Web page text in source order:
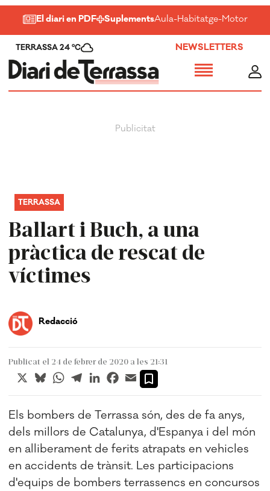
El diari en PDF SuplementsAula-Habitatge-Motor-
TERRASSA 24 ºC NEWSLETTERS
Ballart i Buch, a una
pràctica de rescat de
víctimes
TERRASSA
Redacció
Publicat el 24 de febrer de 2020 a les 21:31
X BlueskyWhatsApp
TelegramLinkedInFacebook
Email
Els bombers de Terrassa són, des de fa anys,
dels millors de Catalunya, d'Espanya i del món
en alliberament de ferits atrapats en vehicles
en accidents de trànsit. Les participacions
d'equips de bombers terrassencs en concursos